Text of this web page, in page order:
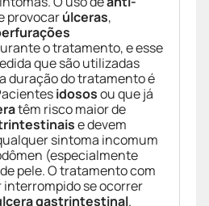
provocarúlceras,
o tratamento, e esse
que são utilizadas
duração do tratamento é
idososou que já
têm risco maior de
e devem
sintoma incomum
(especialmente
pele. O tratamento com
interrompido se ocorrer
gastrintestinal.